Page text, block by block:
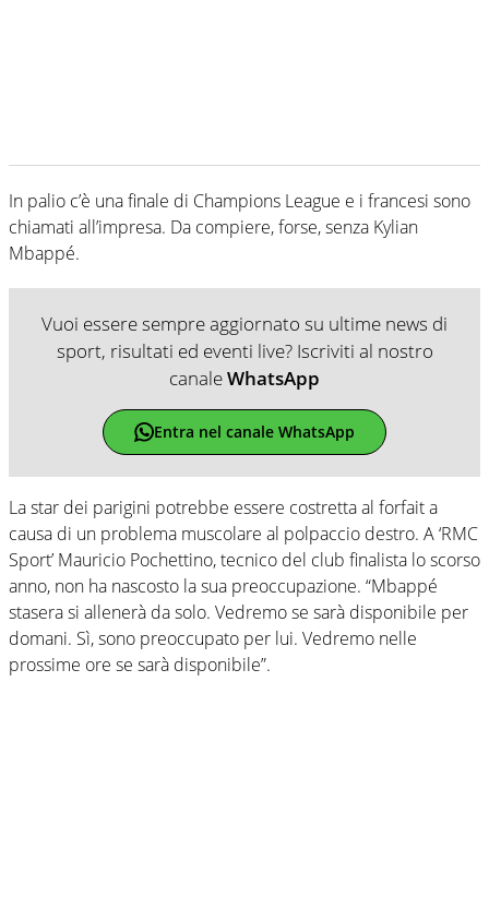
In palio c’è una finale di Champions League e i francesi sono
chiamati all’impresa. Da compiere, forse, senza Kylian
Mbappé.
Vuoi essere sempre aggiornato su ultime news di
sport, risultati ed eventi live? Iscriviti al nostro
canaleWhatsApp
Entra nel canale WhatsApp
La star dei parigini potrebbe essere costretta al forfait a
causa di un problema muscolare al polpaccio destro. A ‘RMC
Sport’ Mauricio Pochettino, tecnico del club finalista lo scorso
anno, non ha nascosto la sua preoccupazione. “Mbappé
stasera si allenerà da solo. Vedremo se sarà disponibile per
domani. Sì, sono preoccupato per lui. Vedremo nelle
prossime ore se sarà disponibile”.